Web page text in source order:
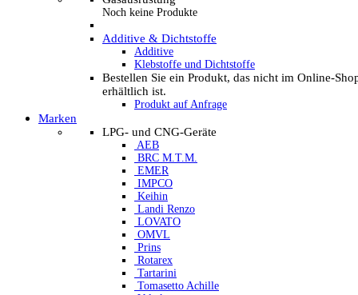
Noch keine Produkte
Additive & Dichtstoffe
Additive
Klebstoffe und Dichtstoffe
Bestellen Sie ein Produkt, das nicht im Online-
erhältlich ist.
Produkt auf Anfrage
Marken
LPG- und CNG-Geräte
AEB
BRC M.T.M.
EMER
IMPCO
Keihin
Landi Renzo
LOVATO
OMVL
Prins
Rotarex
Tartarini
Tomasetto Achille